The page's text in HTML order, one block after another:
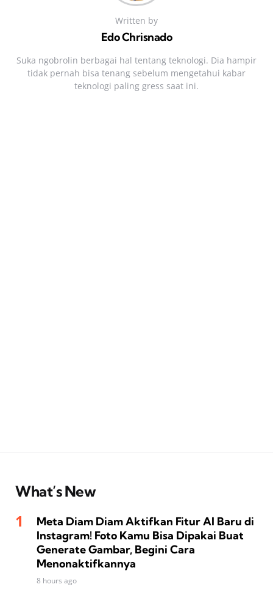
Written by
Edo Chrisnado
Suka ngobrolin berbagai hal tentang teknologi. Dia hampir
tidak pernah bisa tenang sebelum mengetahui kabar
teknologi paling gress saat ini.
What’s New
Meta Diam Diam Aktifkan Fitur AI Baru di
Instagram! Foto Kamu Bisa Dipakai Buat
Generate Gambar, Begini Cara
Menonaktifkannya
8 hours ago